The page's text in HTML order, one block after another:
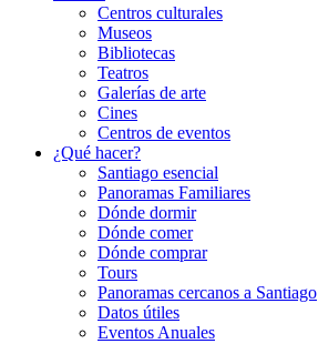
Centros culturales
Museos
Bibliotecas
Teatros
Galerí­as de arte
Cines
Centros de eventos
¿Qué hacer?
Santiago esencial
Panoramas Familiares
Dónde dormir
Dónde comer
Dónde comprar
Tours
Panoramas cercanos a Santiago
Datos útiles
Eventos Anuales